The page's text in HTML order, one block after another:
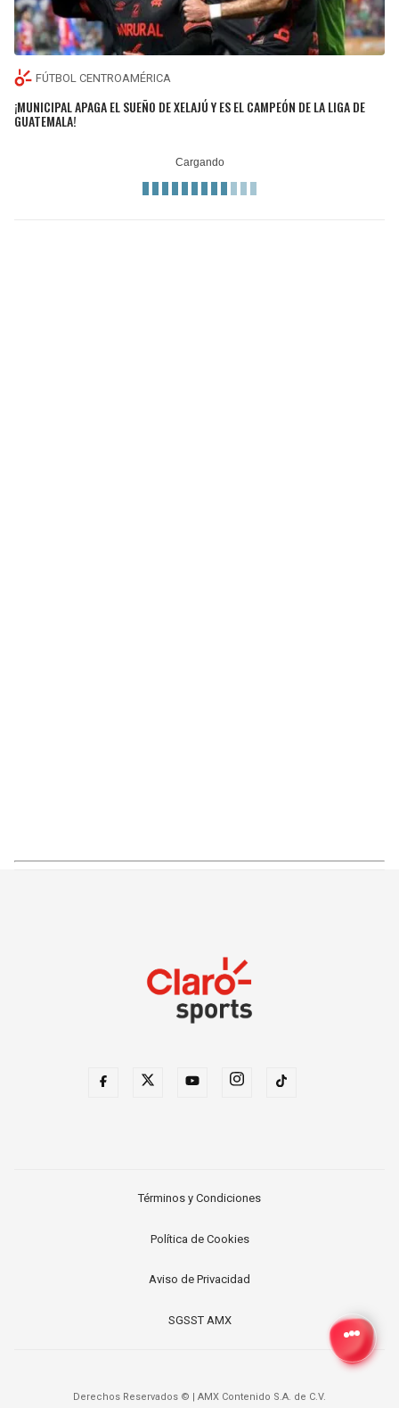
FÚTBOL CENTROAMÉRICA
¡MUNICIPAL APAGA EL SUEÑO DE XELAJÚ Y ES EL CAMPEÓN DE LA LIGA DE
GUATEMALA!
Términos y Condiciones
Política de Cookies
Aviso de Privacidad
SGSST AMX
Derechos Reservados © AMX Contenido S.A. de C.V.